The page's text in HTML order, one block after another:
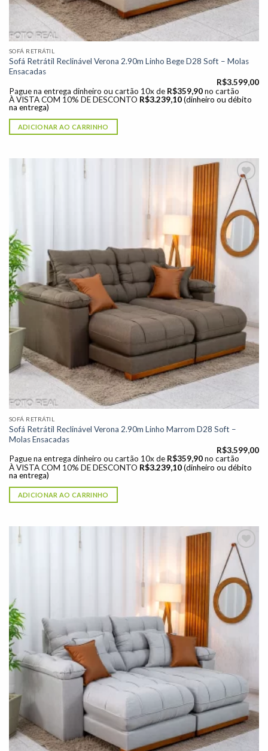
SOFÁ RETRÁTIL
Sofá Retrátil Reclinável Verona 2.90m Linho Bege D28 Soft – Molas
Ensacadas
R$3.599,00
Pague na entrega dinheiro ou cartão 10x de R$359,90 no cartão
À VISTA COM 10% DE DESCONTO R$3.239,10 (dinheiro ou débito
na entrega)
ADICIONAR AO CARRINHO
Adicionar
à lista de
desejos"
SOFÁ RETRÁTIL
Sofá Retrátil Reclinável Verona 2.90m Linho Marrom D28 Soft –
Molas Ensacadas
R$3.599,00
Pague na entrega dinheiro ou cartão 10x de R$359,90 no cartão
À VISTA COM 10% DE DESCONTO R$3.239,10 (dinheiro ou débito
na entrega)
ADICIONAR AO CARRINHO
Adicionar
à lista de
desejos"